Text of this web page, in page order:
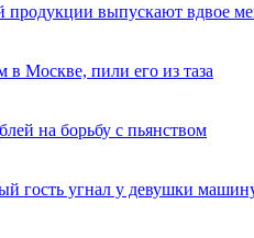
продукции выпускают вдвое
в Москве, пили его из таза
на борьбу с пьянством
гость угнал у девушки